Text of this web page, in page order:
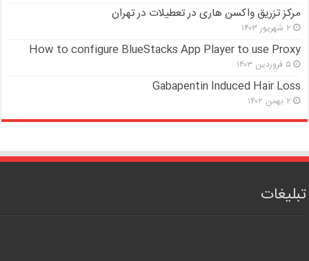
مرکز تزریق واکسن هاری در تعطیلات در تهران
۲ شهریور ۱۴۰۳
How to configure BlueStacks App Player to use Proxy
۵ فروردین ۱۴۰۳
Gabapentin Induced Hair Loss
۲ بهمن ۱۴۰۲
تبلیغات